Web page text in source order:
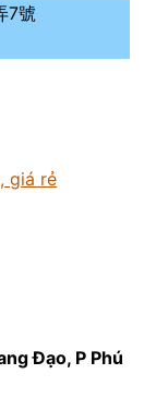
7號
giá rẻ
Đạo, P Phú